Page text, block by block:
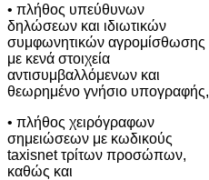
• πλήθος υπεύθυνων
δηλώσεων και ιδιωτικών
συμφωνητικών αγρομίσθωσης
με κενά στοιχεία
αντισυμβαλλόμενων και
θεωρημένο γνήσιο υπογραφής,
• πλήθος χειρόγραφων
σημειώσεων με κωδικούς
taxisnet τρίτων προσώπων,
καθώς και